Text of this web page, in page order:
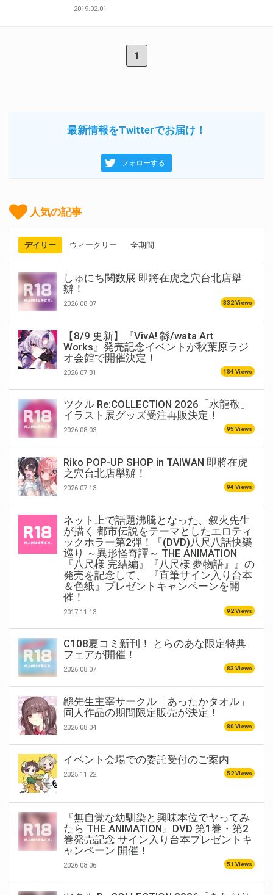
2019.02.01
1
最新情報をTwitterでお届け！
フォローする
人気の記事
デイリー ウィークリー 全期間
しゅにち関数展 即將在虎之穴台北店舉
辦！
2026.08.07 332 Views
【8/9 更新】『VivA! 緜/wata Art
Works』発売記念イベントが秋葉原ラジ
オ会館で開催決定！
2026.07.31 184 Views
ツクル Re:COLLECTION 2026「水龍敬」
イラスト展グッズ受注再販決定！
2026.08.03 95 Views
Riko POP-UP SHOP in TAIWAN 即將在虎
之穴台北店舉辦！
2026.07.13 94 Views
ネット上で話題沸騰となった、叙火先生
が描く 都市伝説をテーマとしたエロティ
ックホラー第2弾！『(DVD)八尺八話快樂
巡り ～異形怪奇譚～ THE ANIMATION
『八尺様 完結編』『八尺様 夢物語』』の
発売を記念して、 『直筆サイン入り台本
＆色紙』プレゼントキャンペーンを開
催！
2017.11.13 92 Views
C108夏コミ新刊！ とらのあな限定特典
フェアが開催！
2026.08.07 83 Views
緜先生主宰サークル「あったかタオル」
同人作品の期間限定販売が決定！
2026.08.04 80 Views
イベント会場での委託受付のご案内
2025.11.22 52 Views
『無自覚な幼馴染と興味本位でヤってみ
たら THE ANIMATION』DVD 第1巻・第2
巻発売記念 サイン入り台本プレゼントキ
ャンペーン 開催！
2026.08.06 51 Views